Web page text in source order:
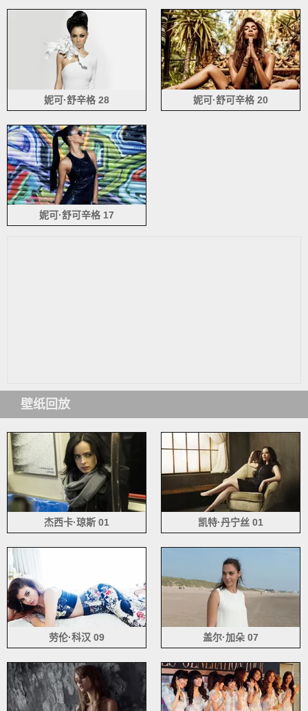
妮可·舒辛格 28 妮可·舒可辛格 20
妮可·舒可辛格 17
壁纸回放
杰西卡·琼斯 01 凯特·丹宁丝 01
劳伦·科汉 09 盖尔·加朵 07